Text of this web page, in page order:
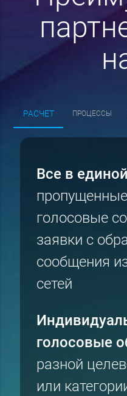
РАСЧЕТ ПРОЦЕССЫ
Все в
голосовые
заявки с
сообщения
сетей
голосовые
разной
или